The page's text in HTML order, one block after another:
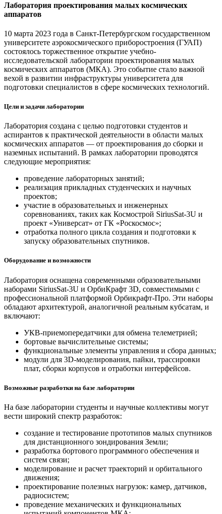
Лаборатория проектирования малых космических
аппаратов
10 марта 2023 года в Санкт-Петербургском государственном
университете аэрокосмического приборостроения (ГУАП)
состоялось торжественное открытие учебно-
исследовательской лаборатории проектирования малых
космических аппаратов (МКА). Это событие стало важной
вехой в развитии инфраструктуры университета для
подготовки специалистов в сфере космических технологий.
Цели и задачи лаборатории
Лаборатория создана с целью подготовки студентов и
аспирантов к практической деятельности в области малых
космических аппаратов — от проектирования до сборки и
наземных испытаний. В рамках лаборатории проводятся
следующие мероприятия:
проведение лабораторных занятий;
реализация прикладных студенческих и научных
проектов;
участие в образовательных и инженерных
соревнованиях, таких как Космострой SiriusSat-3U и
проект «Универсат» от ГК «Роскосмос»;
отработка полного цикла создания и подготовки к
запуску образовательных спутников.
Оборудование и возможности
Лаборатория оснащена современными образовательными
наборами SiriusSat-3U и ОрбиКрафт 3D, совместимыми с
профессиональной платформой Орбикрафт-Про. Эти наборы
обладают архитектурой, аналогичной реальным кубсатам, и
включают:
УКВ-приемопередатчики для обмена телеметрией;
бортовые вычислительные системы;
функциональные элементы управления и сбора данных;
модули для 3D-моделирования, пайки, трассировки
плат, сборки корпусов и отработки интерфейсов.
Возможные разработки на базе лаборатории
На базе лаборатории студенты и научные коллективы могут
вести широкий спектр разработок:
создание и тестирование прототипов малых спутников
для дистанционного зондирования Земли;
разработка бортового программного обеспечения и
систем связи;
моделирование и расчет траекторий и орбитального
движения;
проектирование полезных нагрузок: камер, датчиков,
радиосистем;
проведение механических и функциональных